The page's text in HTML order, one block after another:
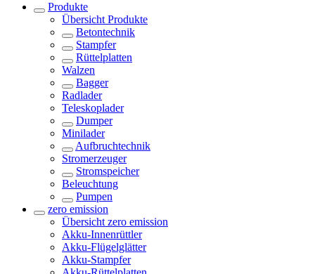
Produkte
Übersicht Produkte
Betontechnik
Stampfer
Rüttelplatten
Walzen
Bagger
Radlader
Teleskoplader
Dumper
Minilader
Aufbruchtechnik
Stromerzeuger
Stromspeicher
Beleuchtung
Pumpen
zero emission
Übersicht zero emission
Akku-Innenrüttler
Akku-Flügelglätter
Akku-Stampfer